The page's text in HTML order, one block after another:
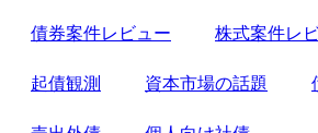
債券案件レビュー 株式案件レ
起債観測 資本市場の話題